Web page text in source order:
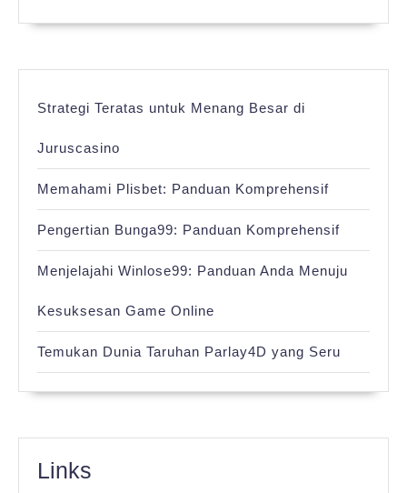
Strategi Teratas untuk Menang Besar di
Juruscasino
Memahami Plisbet: Panduan Komprehensif
Pengertian Bunga99: Panduan Komprehensif
Menjelajahi Winlose99: Panduan Anda Menuju
Kesuksesan Game Online
Temukan Dunia Taruhan Parlay4D yang Seru
Links